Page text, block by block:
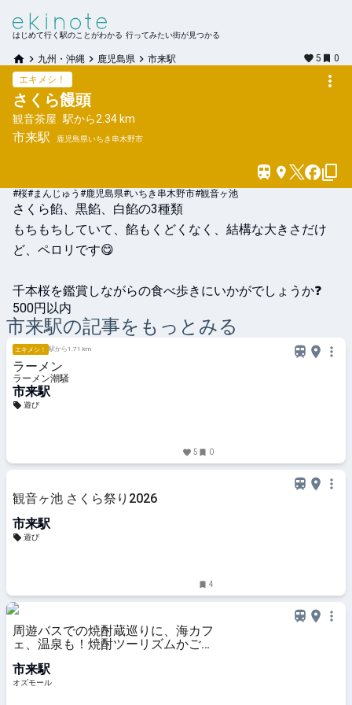
はじめて行く駅のことがわかる 行ってみたい街が見つかる
九州・沖縄 鹿児島県 市来駅 5
0
エキメシ！
さくら饅頭
観音茶屋 駅から2.34 km
市来駅 鹿児島県いちき串木野市
#桜#まんじゅう#鹿児島県#いちき串木野市#観音ヶ池
さくら餡、黒餡、白餡の3種類
もちもちしていて、餡もくどくなく、結構な大きさだけ
ど、ペロリです😋
千本桜を鑑賞しながらの食べ歩きにいかがでしょうか❓
500円以内
市来駅の記事をもっとみる
エキメシ！ 駅から1.71 km
ラーメン
ラーメン潮騒
市来駅
遊び
5 0
観音ヶ池 さくら祭り2026
市来駅
遊び
4
周遊バスでの焼酎蔵巡りに、海カフ
ェ、温泉も！焼酎ツーリズムかごし
市来駅
オズモール